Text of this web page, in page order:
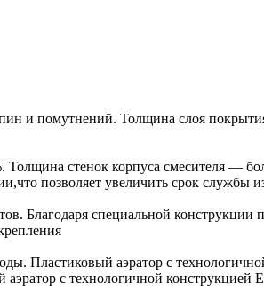
и помутнений. Толщина слоя
Толщина стенок корпуса смесителя —
позволяет увеличить срок службы
Благодаря специальной
Пластиковый аэратор с
с технологичной конструкцией